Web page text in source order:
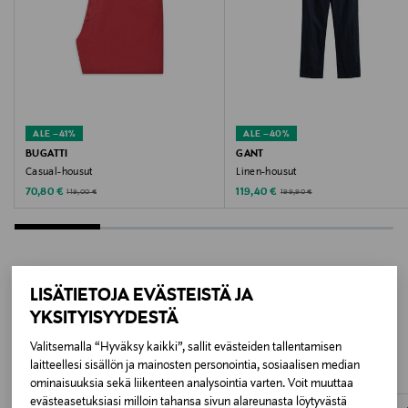
LISÄTIETOJA EVÄSTEISTÄ JA
YKSITYISYYDESTÄ
Valitsemalla “Hyväksy kaikki”, sallit evästeiden tallentamisen
laitteellesi sisällön ja mainosten personointia, sosiaalisen median
ominaisuuksia sekä liikenteen analysointia varten. Voit muuttaa
evästeasetuksiasi milloin tahansa sivun alareunasta löytyvästä
rumpukuivausta. Kemiallinen pesu sallittu.
Pesuohjeet
Pesulämpötila
30 °C
Valmistusmaa
Turkki
Valmistajan tuotenumero
M70015
ALE –41%
BUGATTI
Casual-housut
Discounted Price
70,80 € Original Price
119,00 €
ALE –40%
GANT
Linen-housut
Discounted Price
119,40 € Original Price
199,90 €
LISÄÄ KIINNOSTAVIA
TUOTTEITA